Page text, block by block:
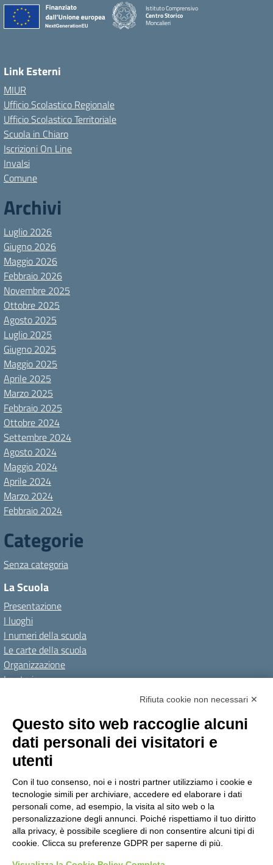
Istituto Comprensivo
Centro Storico
Moncalieri
Link Esterni
MIUR
Ufficio Scolastico Regionale
Ufficio Scolastico Territoriale
Scuola in Chiaro
Iscrizioni On Line
Invalsi
Comune
Archivi
Luglio 2026
Giugno 2026
Maggio 2026
Febbraio 2026
Novembre 2025
Ottobre 2025
Agosto 2025
Luglio 2025
Giugno 2025
Maggio 2025
Aprile 2025
Marzo 2025
Febbraio 2025
Ottobre 2024
Settembre 2024
Agosto 2024
Maggio 2024
Aprile 2024
Marzo 2024
Febbraio 2024
Categorie
Senza categoria
La Scuola
Presentazione
I luoghi
I numeri della scuola
Le carte della scuola
Organizzazione
La storia
Personale scolastico
Famiglie e studenti
Percorsi di studio
Offerta formativa
I progetti delle classi
Novità
Le notizie
Rifiuta cookie non necessari ✕
Questo sito web raccoglie alcuni
dati personali dei visitatori e
utenti
Con il tuo consenso, noi e i nostri partner utilizziamo i cookie e
tecnologie simili per archiviare, accedere ed elaborare i dati
personali come, ad esempio, la visita al sito web o la
personalizzazione degli annunci. Poiché rispettiamo il tuo diritto
alla privacy, è possibile scegliere di non consentire alcuni tipi di
cookie. Clicca su preferenze GDPR per saperne di più.